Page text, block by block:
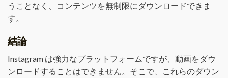
うことなく、コンテンツを無制限にダウンロードできま
す。
結論
Instagram は強力なプラットフォームですが、動画をダウ
ンロードすることはできません。そこで、これらのダウン